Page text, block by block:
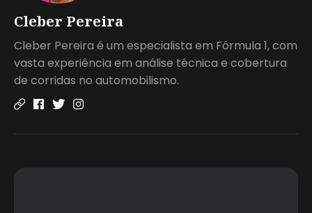
Cleber Pereira
Cleber Pereira é um especialista em Fórmula 1, com
vasta experiência em análise técnica e cobertura
de corridas no automobilismo.